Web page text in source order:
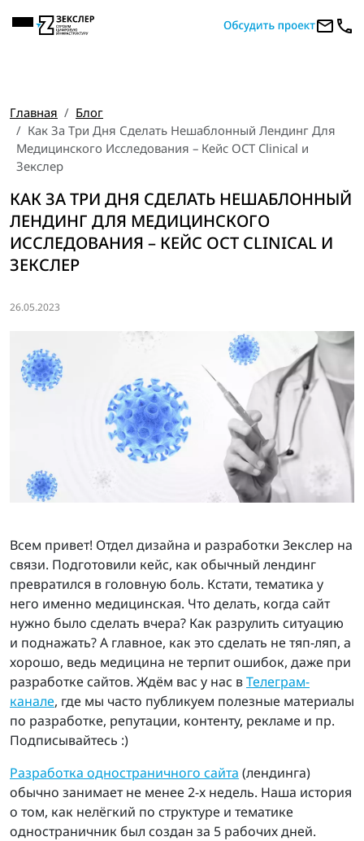
Главная
Блог
Как За Три Дня Сделать Нешаблонный Лендинг Для
Медицинского Исследования – Кейс OCT Clinical и
Зекслер
КАК ЗА ТРИ ДНЯ СДЕЛАТЬ НЕШАБЛОННЫЙ
ЛЕНДИНГ ДЛЯ МЕДИЦИНСКОГО
ИССЛЕДОВАНИЯ – КЕЙС OCT CLINICAL И
ЗЕКСЛЕР
26.05.2023
Всем привет! Отдел дизайна и разработки Зекслер на
связи. Подготовили кейс, как обычный лендинг
превратился в головную боль. Кстати, тематика у
него именно медицинская. Что делать, когда сайт
нужно было сделать вчера? Как разрулить ситуацию
и поднажать? А главное, как это сделать не тяп-ляп, а
хорошо, ведь медицина не терпит ошибок, даже при
разработке сайтов. Ждём вас у нас вТелеграм-
канале, где мы часто публикуем полезные материалы
по разработке, репутации, контенту, рекламе и пр.
Подписывайтесь :)
Разработка одностраничного сайта (лендинга)
обычно занимает не менее 2-х недель. Наша история
о том, как нелёгкий по структуре и тематике
одностраничник был создан за 5 рабочих дней.